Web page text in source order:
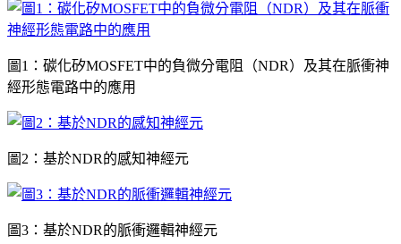
圖1：碳化矽MOSFET中的負微分電阻（NDR）及其在脈衝神
經形態電路中的應用
圖2：基於NDR的感知神經元
圖3：基於NDR的脈衝邏輯神經元